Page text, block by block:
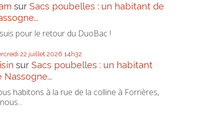
surSacs poubelles : un habitant de
suis pour le retour du DuoBac !
22 juillet 2026 14h32
surSacs poubelles : un habitant
Nassogne...
habitons à la rue de la colline à Forrières,